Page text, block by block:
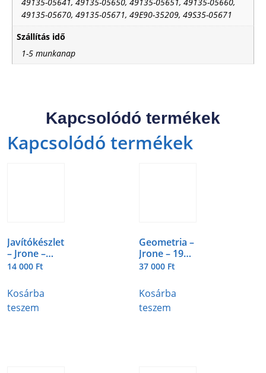
49135-05641, 49135-05650, 49135-05651, 49135-05660,
49135-05670, 49135-05671, 49E90-35209, 49S35-05671
Szállítás idő
1-5 munkanap
Kapcsolódó termékek
Kapcsolódó termékek
Javítókészlet
– Jrone –
198-8-3
14 000 Ft
Kosárba
teszem
Geometria –
Jrone – 198-
5-3
37 000 Ft
Kosárba
teszem